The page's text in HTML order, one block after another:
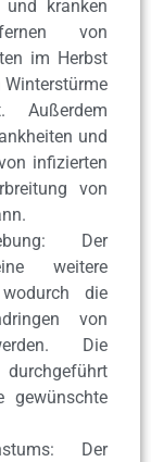
und kranken
von
im Herbst
Winterstürme
Außerdem
und
infizierten
von
Der
weitere
die
von
Die
Der